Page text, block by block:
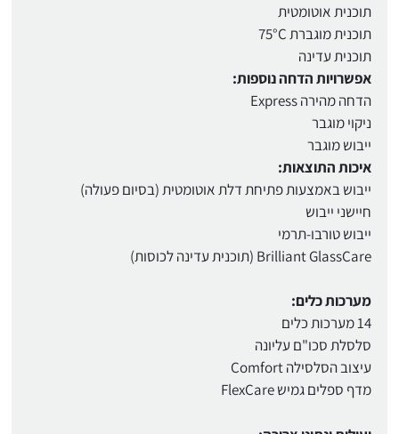
תוכנית אוטומטית
תוכנית מוגברת 75°C
תוכנית עדינה
אפשרויות הדחה נוספות:
הדחה מהירה Express
ניקוי מוגבר
ייבוש מוגבר
איכות התוצאות:
ייבוש באמצעות פתיחת דלת אוטומטית (בסיום פעולה)
חיישני ייבוש
ייבוש טורבו-תרמי
Brilliant GlassCare (תוכנית עדינה לכוסות)
מערכות כלים:
14 מערכות כלים
סלסלת סכו"ם עליונה
עיצוב הסלסילה Comfort
מדף ספלים גמיש FlexCare